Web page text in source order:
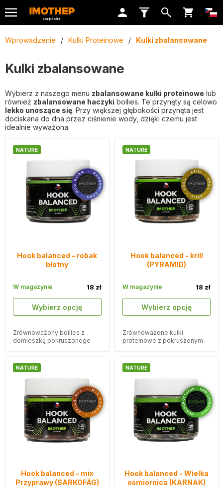
Wprowadzenie / Kulki Proteinowe / Kulki zbalansowane
Kulki zbalansowane
Wybierz z naszego menu zbalansowane kulki proteinowe lub
również zbalansowane haczyki boilies. Te przynęty są celowo
lekko unoszące się. Przy większej głębokości przynęta jest
dociskana do dna przez ciśnienie wody, dzięki czemu jest
idealnie wyważona.
Hook balanced - robak
błotny
NATURE
Wybierz opcję
18 zł
W magazynie
Zrównoważony boilies z
domieszką pokruszonego
Hook balanced - krill
(PYRAMID)
NATURE
Wybierz opcję
18 zł
W magazynie
Zrównoważone kulki
proteinowe z pokruszonym
Hook balanced - mix
Przyprawy (SARKOFÁG)
NATURE
Hook balanced - Wielka
ośmiornica (KARNAK)
NATURE